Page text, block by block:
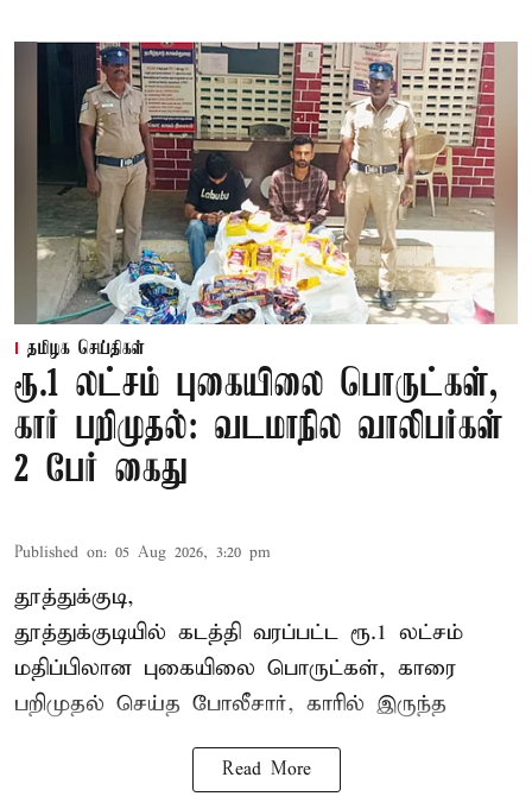
தமிழக செய்திகள்
ரூ.1 லட்சம் புகையிலை பொருட்கள்,
கார் பறிமுதல்: வடமாநில வாலிபர்கள்
2 பேர் கைது
Published on: 05 Aug 2026, 3:20 pm
தூத்துக்குடி,
தூத்துக்குடியில் கடத்தி வரப்பட்ட ரூ.1 லட்சம்
மதிப்பிலான புகையிலை பொருட்கள், காரை
பறிமுதல் செய்த போலீசார், காரில் இருந்த
Read More